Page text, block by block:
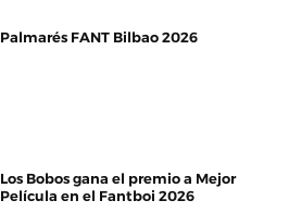
Palmarés FANT Bilbao 2026
Los Bobos gana el premio a Mejor
Película en el Fantboi 2026